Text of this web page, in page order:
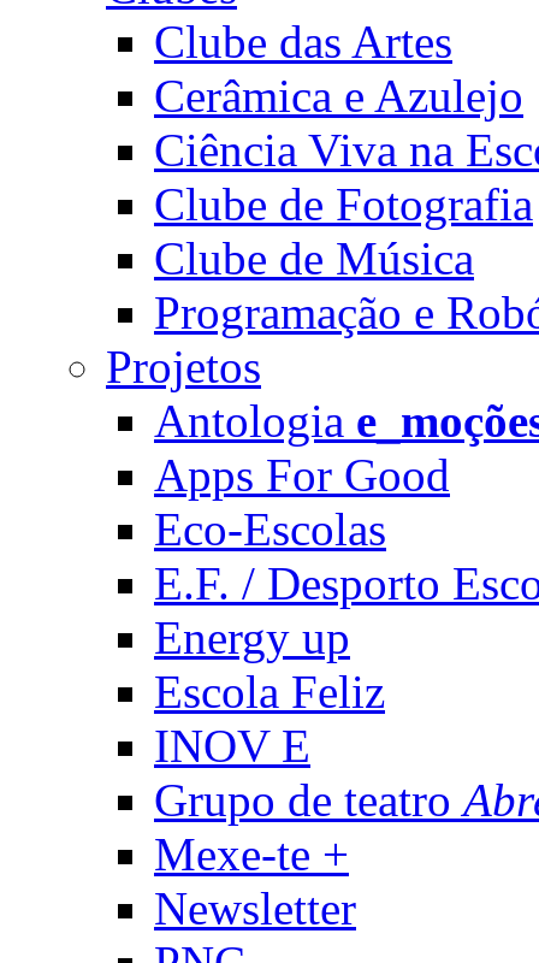
Clube das Artes
Cerâmica e Azulejo
Ciência Viva na
Clube de Fotografia
Clube de Música
Programação e
Projetos
Antologia
Apps For Good
Eco-Escolas
E.F. / Desporto
Energy up
Escola Feliz
INOV E
Grupo de teatro
Mexe-te +
Newsletter